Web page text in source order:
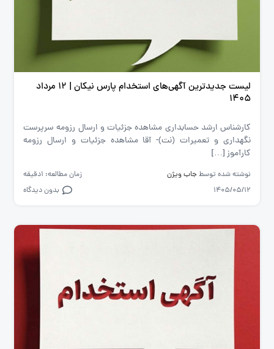
لیست جدیدترین آگهی‌های استخدام پارس نیکان | ۱۲ مرداد
۱۴۰۵
کارشناس ارشد حسابداری مشاهده جزئیات و ارسال رزومه سرپرست
نگهداری و تعمیرات (نت)- آقا مشاهده جزئیات و ارسال رزومه
کارآموز […]
نوشته شده توسط جاب ویژن
زمان مطالعه: 1دقیقه
1405/05/12
بدون دیدگاه